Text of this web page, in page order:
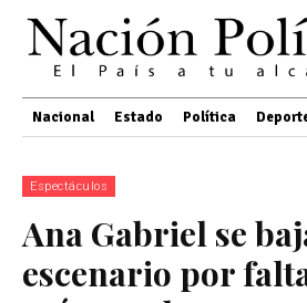
Nacional Estado Política
Espectáculos
Ana Gabriel se
escenario por